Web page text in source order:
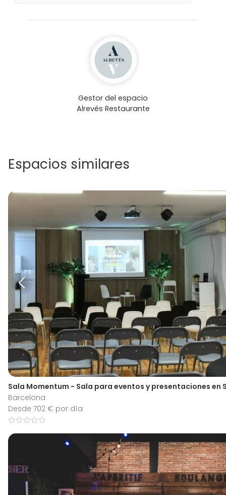
Gestor del espacio
Alrevés Restaurante
Espacios similares
Sala Momentum - Sala para eventos y presentaciones en
Barcelona
Desde 702 € por día